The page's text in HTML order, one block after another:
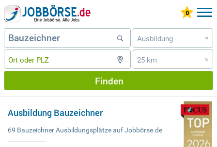
Ausbildung »
25 km »
Finden
Ausbildung Bauzeichner
69 Bauzeichner Ausbildungsplätze auf Jobbörse.de